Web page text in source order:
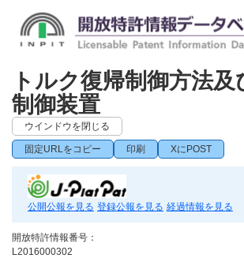
トルク復帰制御方法
制御装置
ウインドウを閉じる
固定URLをコピー 印刷 XにPOST
公開公報を見る 登録公報を見る 経過情報を見る
開放特許情報番号：
L2016000302